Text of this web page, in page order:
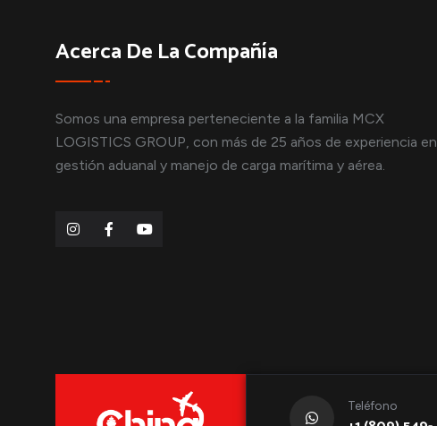
Acerca De La Compañía
Somos una empresa perteneciente a la familia MCX
LOGISTICS GROUP, con más de 25 años de experiencia en
gestión aduanal y manejo de carga marítima y aérea.
Teléfono